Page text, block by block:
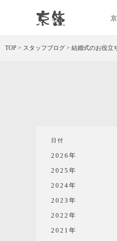
京都・東京で
TOP > スタッフブログ > 結婚式のお役立
日付
2026年
2025年
2024年
2023年
2022年
2021年